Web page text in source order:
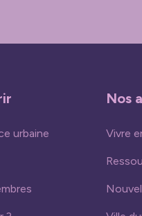
urbaine
Nos
Vivre